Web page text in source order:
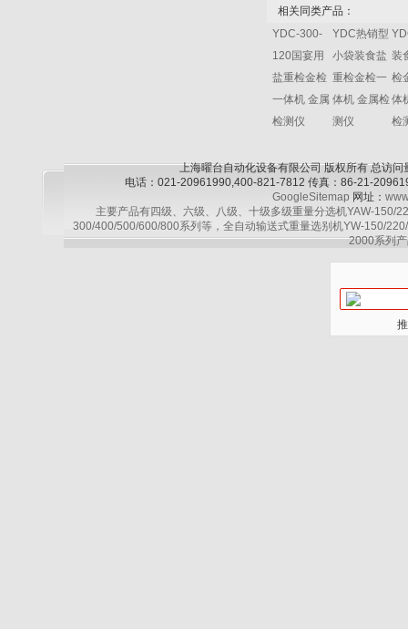
相关同类产品：
YDC-300-
120国宴用
盐重检金检
一体机 金属
检测仪
YDC热销型
小袋装食盐
重检金检一
体机 金属检
测仪
装
检
体
检
上海曜台自动化设备有限公司 版权所有 总访问
电话：021-20961990,400-821-7812 传真：86-21-
GoogleSitemap 网址：
主要产品有四级、六级、八级、十级多级重量分选机YAW-
300/400/500/600/800系列等，全自动输送式重量选别机YW-150/
2000系列